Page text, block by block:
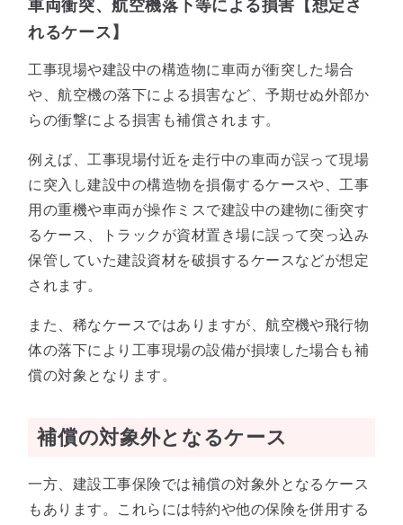
車両衝突、航空機落下等による損害【想定さ
れるケース】
工事現場や建設中の構造物に車両が衝突した場合
や、航空機の落下による損害など、予期せぬ外部か
らの衝撃による損害も補償されます。
例えば、工事現場付近を走行中の車両が誤って現場
に突入し建設中の構造物を損傷するケースや、工事
用の重機や車両が操作ミスで建設中の建物に衝突す
るケース、トラックが資材置き場に誤って突っ込み
保管していた建設資材を破損するケースなどが想定
されます。
また、稀なケースではありますが、航空機や飛行物
体の落下により工事現場の設備が損壊した場合も補
償の対象となります。
補償の対象外となるケース
一方、建設工事保険では補償の対象外となるケース
もあります。これらには特約や他の保険を併用する